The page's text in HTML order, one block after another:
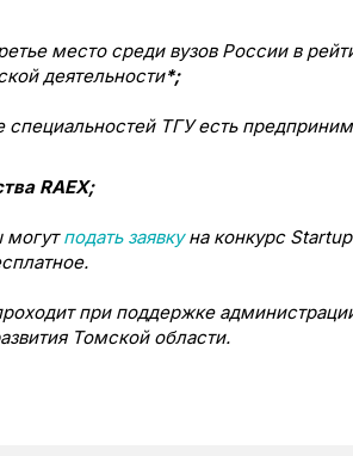
место среди вузов России в
деятельности*;
специальностей ТГУ есть
RAEX;
могутподать заявкуна конкурс
при поддержке
Томской области.